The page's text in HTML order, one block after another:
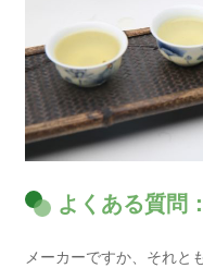
よくある質問：
メーカーですか、それと